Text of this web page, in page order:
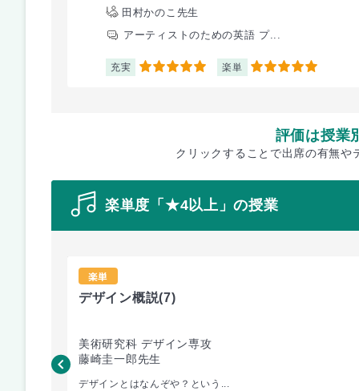
田村かのこ先生
アーティストのための英語 プ...
充実 5 楽単 5
評価は授業
クリックすることで出席の有無や
楽単度「★4以上」の授業
楽単
デザイン概説(7)
美術研究科 デザイン専攻
藤崎圭一郎先生
デザインとはなんぞや？という...